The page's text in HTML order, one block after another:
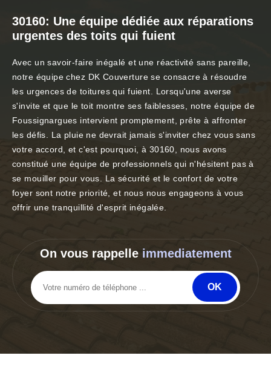
30160: Une équipe dédiée aux réparations
urgentes des toits qui fuient
Avec un savoir-faire inégalé et une réactivité sans pareille,
notre équipe chez DK Couverture se consacre à résoudre
les urgences de toitures qui fuient. Lorsqu'une averse
s'invite et que le toit montre ses faiblesses, notre équipe de
Foussignargues intervient promptement, prête à affronter
les défis. La pluie ne devrait jamais s'inviter chez vous sans
votre accord, et c'est pourquoi, à 30160, nous avons
constitué une équipe de professionnels qui n'hésitent pas à
se mouiller pour vous. La sécurité et le confort de votre
foyer sont notre priorité, et nous nous engageons à vous
offrir une tranquillité d'esprit inégalée.
On vous rappelle immediatement